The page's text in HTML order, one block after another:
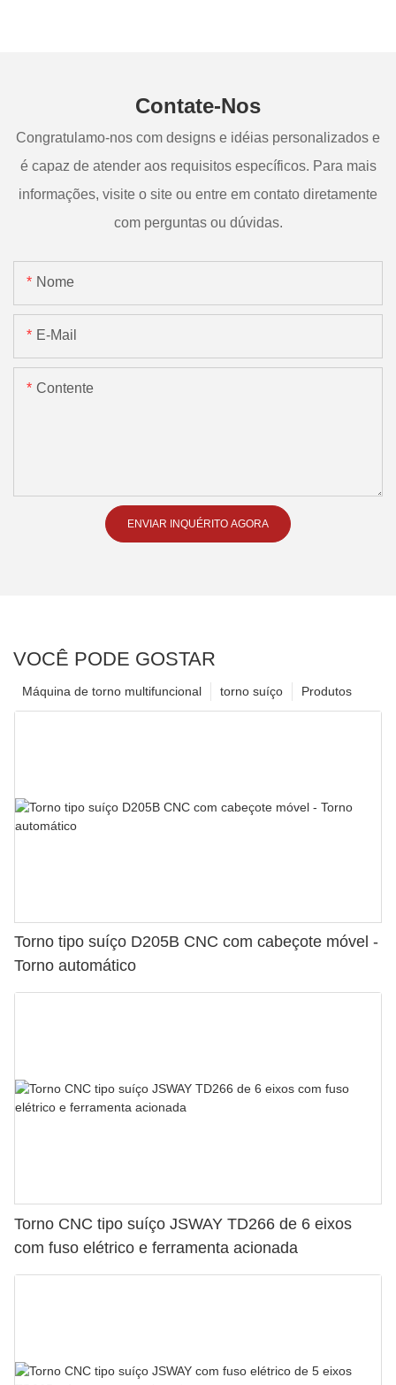
Contate-Nos
Congratulamo-nos com designs e idéias personalizados e
é capaz de atender aos requisitos específicos. Para mais
informações, visite o site ou entre em contato diretamente
com perguntas ou dúvidas.
Nome
E-Mail
Contente
ENVIAR INQUÉRITO AGORA
VOCÊ PODE GOSTAR
Produtos
torno suíço
Máquina de torno multifuncional
Torno tipo suíço D205B CNC com cabeçote móvel -
Torno automático
Torno CNC tipo suíço JSWAY TD266 de 6 eixos
com fuso elétrico e ferramenta acionada